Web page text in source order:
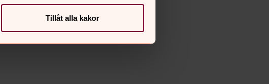
Tillåt alla kakor